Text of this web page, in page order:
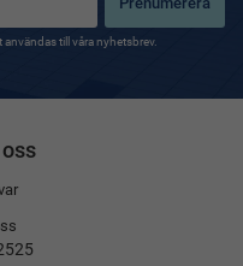
till våra nyhetsbrev.